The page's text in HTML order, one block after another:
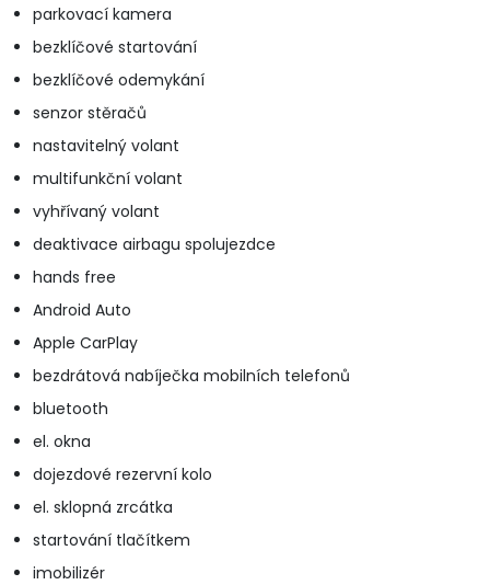
parkovací kamera
bezklíčové startování
bezklíčové odemykání
senzor stěračů
nastavitelný volant
multifunkční volant
vyhřívaný volant
deaktivace airbagu spolujezdce
hands free
Android Auto
Apple CarPlay
bezdrátová nabíječka mobilních telefonů
bluetooth
el. okna
dojezdové rezervní kolo
el. sklopná zrcátka
startování tlačítkem
imobilizér